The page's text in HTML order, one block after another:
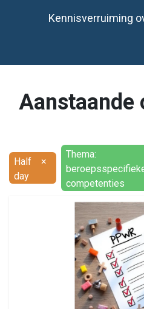
Kennisverruiming
Aanstaande
Half
day
×
Thema:
competenties